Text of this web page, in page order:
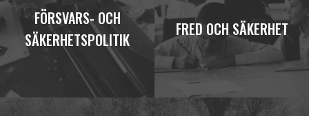
FÖRSVARS- OCH
SÄKERHETSPOLITIK
FRED OCH SÄKERHET